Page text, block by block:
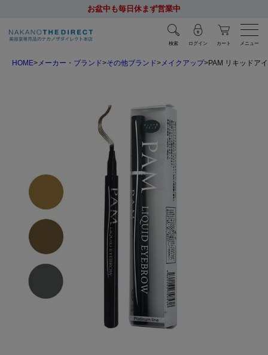
お盆中も毎日休まず営業中
検索 ログイン カート メニュー
HOME メーカー・ブランド その他ブランド メイクアップ PAM リキッドア